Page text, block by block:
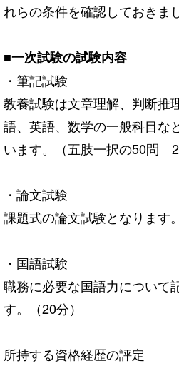
れらの条件を確認しておきま
■一次試験の試験内容
・筆記試験
教養試験は文章理解、判断推
語、英語、数学の一般科目な
います。（五肢一択の50問 2
・論文試験
課題式の論文試験となります
・国語試験
職務に必要な国語力について
す。（20分）
所持する資格経歴の評定